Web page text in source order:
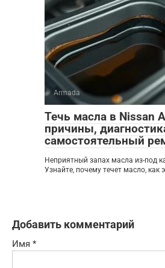
Armada
Течь масла в Nissan
причины,
самостоятельный
Неприятный запах масла из-под
Узнайте, почему течет масло, как
Добавить комментарий
Имя *